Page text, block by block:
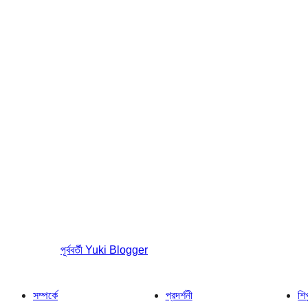
পূর্ববর্তী Yuki Blogger
সম্পর্কে প্রদর্শনী